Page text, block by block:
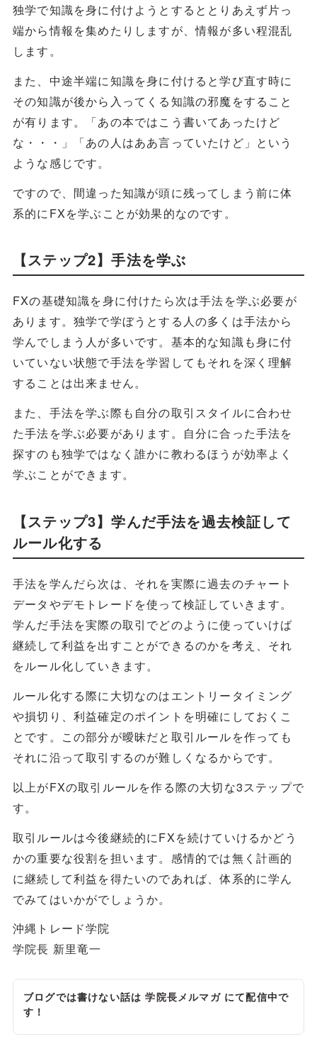
独学で知識を身に付けようとするととりあえず片っ
端から情報を集めたりしますが、情報が多い程混乱
します。
また、中途半端に知識を身に付けると学び直す時に
その知識が後から入ってくる知識の邪魔をすること
が有ります。「あの本ではこう書いてあったけど
な・・・」「あの人はああ言っていたけど」という
ような感じです。
ですので、間違った知識が頭に残ってしまう前に体
系的にFXを学ぶことが効果的なのです。
【ステップ2】手法を学ぶ
FXの基礎知識を身に付けたら次は手法を学ぶ必要が
あります。独学で学ぼうとする人の多くは手法から
学んでしまう人が多いです。基本的な知識も身に付
いていない状態で手法を学習してもそれを深く理解
することは出来ません。
また、手法を学ぶ際も自分の取引スタイルに合わせ
た手法を学ぶ必要があります。自分に合った手法を
探すのも独学ではなく誰かに教わるほうが効率よく
学ぶことができます。
【ステップ3】学んだ手法を過去検証して
ルール化する
手法を学んだら次は、それを実際に過去のチャート
データやデモトレードを使って検証していきます。
学んだ手法を実際の取引でどのように使っていけば
継続して利益を出すことができるのかを考え、それ
をルール化していきます。
ルール化する際に大切なのはエントリータイミング
や損切り、利益確定のポイントを明確にしておくこ
とです。この部分が曖昧だと取引ルールを作っても
それに沿って取引するのが難しくなるからです。
以上がFXの取引ルールを作る際の大切な3ステップで
す。
取引ルールは今後継続的にFXを続けていけるかどう
かの重要な役割を担います。感情的では無く計画的
に継続して利益を得たいのであれば、体系的に学ん
でみてはいかがでしょうか。
沖縄トレード学院
学院長 新里竜一
ブログでは書けない話は学院長メルマガにて配信中で
す！